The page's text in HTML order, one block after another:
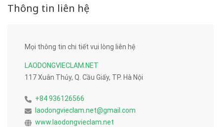
Thông tin liên hệ
Mọi thông tin chi tiết vui lòng liên hệ
LAODONGVIECLAM.NET
117 Xuân Thủy, Q. Cầu Giấy, TP. Hà Nội
+84 936126566
laodongvieclam.net@gmail.com
www.laodongvieclam.net